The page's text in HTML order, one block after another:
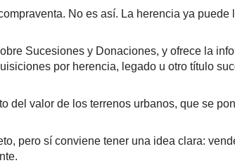
No es así. La herencia ya
Sucesiones y Donaciones, y ofrece la
por herencia, legado u otro título
valor de los terrenos urbanos, que se
pero sí conviene tener una idea clara: